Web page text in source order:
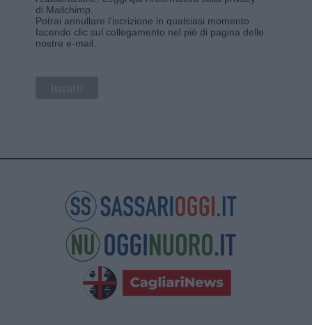
di Mailchimp
Potrai annullare l'iscrizione in qualsiasi momento
facendo clic sul collegamento nel piè di pagina delle
nostre e-mail.